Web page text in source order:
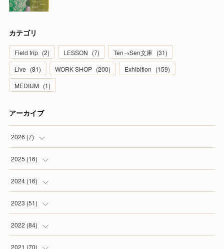
カテゴリ
Field trip (2) LESSON (7) Ten→Sen文庫 (31)
Live (81) WORK SHOP (200) Exhibition (159)
MEDIUM (1)
アーカイブ
2026 (7)
(1
(2
(2
(1
2025 (16)
(2
(1
(2
(1
2024 (16)
(3
(2
(3
2023 (51)
(1
(4
2022 (84)
(9
2021 (70)